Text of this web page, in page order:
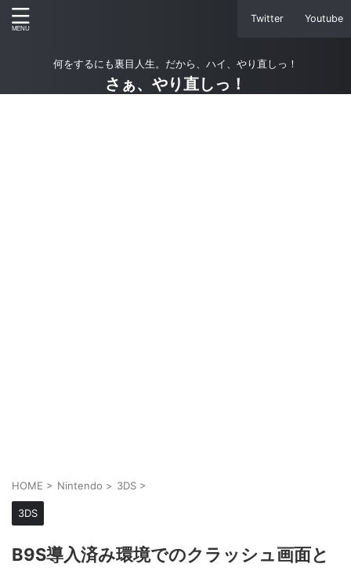
Twitter Youtube
何をするにも裏目人生。だから、ハイ、やり直しっ！
さぁ、やり直しっ！
HOME > Nintendo > 3DS >
3DS
B9S導入済み環境でのクラッシュ画面と